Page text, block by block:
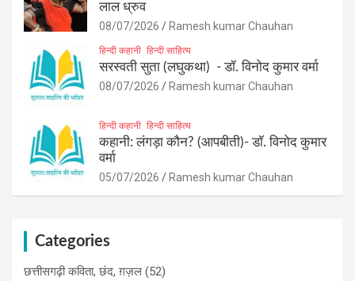
लाल ध्रुव
08/07/2026 Ramesh kumar Chauhan
हिन्दी कहानी हिन्दी साहित्य
सरस्वती सुता (लघुकथा) ​- डॉ. विनोद कुमार वर्मा
08/07/2026 Ramesh kumar Chauhan
हिन्दी कहानी हिन्दी साहित्य
कहानी: लंगड़ा कौन? (आपबीती)​- डॉ. विनोद कुमार
वर्मा
05/07/2026 Ramesh kumar Chauhan
Categories
छत्तीसगढ़ी कविता, छंद, ग़ज़ल (52)